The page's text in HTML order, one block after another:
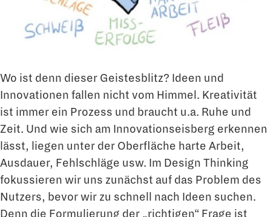
Wo ist denn dieser Geistesblitz? Ideen und
Innovationen fallen nicht vom Himmel. Kreativität
ist immer ein Prozess und braucht u.a. Ruhe und
Zeit. Und wie sich am Innovationseisberg erkennen
lässt, liegen unter der Oberfläche harte Arbeit,
Ausdauer, Fehlschläge usw. Im Design Thinking
fokussieren wir uns zunächst auf das Problem des
Nutzers, bevor wir zu schnell nach Ideen suchen.
Denn die Formulierung der „richtigen“ Frage ist